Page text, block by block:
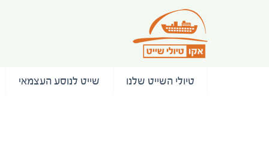
טיולי השייט שלנו שייט לנוסע העצמאי